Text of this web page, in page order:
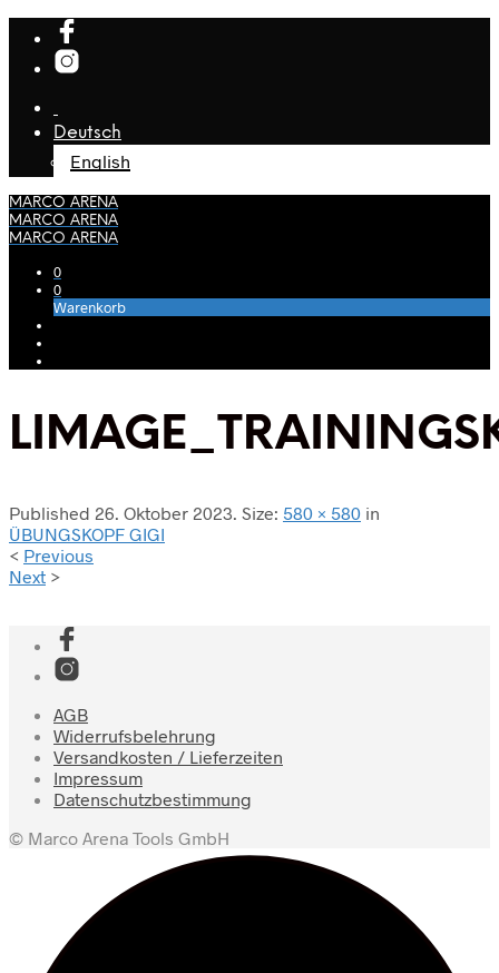
Deutsch
English
MARCO ARENA
MARCO ARENA
MARCO ARENA
0
0
Warenkorb
Published 26. Oktober 2023. Size: 580 × 580 in
ÜBUNGSKOPF GIGI
< Previous
Next >
AGB
Widerrufsbelehrung
Versandkosten / Lieferzeiten
Impressum
Datenschutzbestimmung
© Marco Arena Tools GmbH